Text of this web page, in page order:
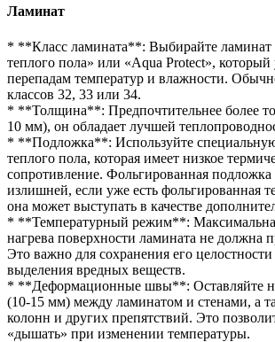
Ламинат
* **Класс ламината**: Выбирайте ламинат
теплого пола» или «Aqua Protect», который
перепадам температур и влажности.
классов 32, 33 или 34.
* **Толщина**: Предпочтительнее более
10 мм), он обладает лучшей
* **Подложка**: Используйте
теплого пола, которая имеет низкое
сопротивление. Фольгированная
излишней, если уже есть фольгированная
она может выступать в качестве
* **Температурный режим**:
нагрева поверхности ламината не должна
Это важно для сохранения его
выделения вредных веществ.
* **Деформационные швы**: Оставляйте
(10-15 мм) между ламинатом и стенами, а
колонн и других препятствий. Это
«дышать» при изменении температуры.